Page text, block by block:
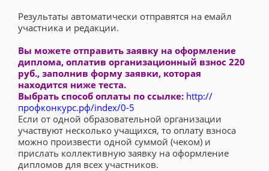
Результаты автоматически отправятся на емайл
участника и редакции.
Вы можете отправить заявку на оформление
диплома, оплатив организационный взнос 220
руб., заполнив форму заявки, которая
находится ниже теста.
Выбрать способ оплаты по ссылке: http://
профконкурс.рф/index/0-5
Если от одной образовательной организации
участвуют несколько учащихся, то оплату взноса
можно произвести одной суммой (чеком) и
прислать коллективную заявку на оформление
дипломов для всех участников.